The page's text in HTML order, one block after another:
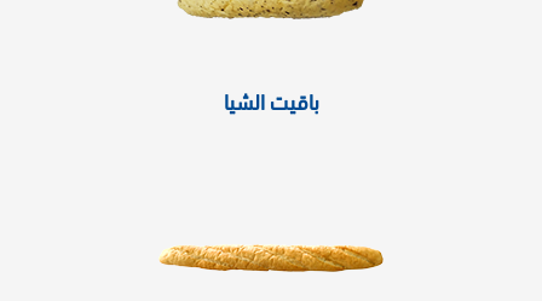
باقيت الشيا